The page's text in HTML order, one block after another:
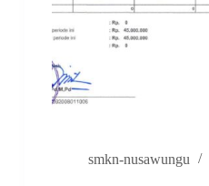
smkn-nusawungu